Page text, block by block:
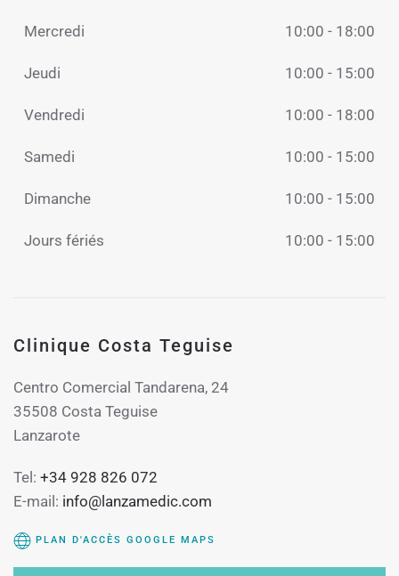
Mercredi 10:00 - 18:00
Jeudi 10:00 - 15:00
Vendredi 10:00 - 18:00
Samedi 10:00 - 15:00
Dimanche 10:00 - 15:00
Jours fériés 10:00 - 15:00
Clinique Costa Teguise
Centro Comercial Tandarena, 24
35508 Costa Teguise
Lanzarote
Tel: +34 928 826 072
E-mail: info@lanzamedic.com
PLAN D'ACCÈS GOOGLE MAPS